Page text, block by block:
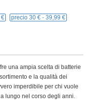
€ precio 30 € - 39,99 €
una ampia scelta di batterie
e la qualità dei
imperdibile per chi vuole
lungo nel corso degli anni.